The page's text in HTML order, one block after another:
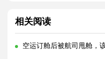
相关阅读
空运订舱后被航司甩舱，